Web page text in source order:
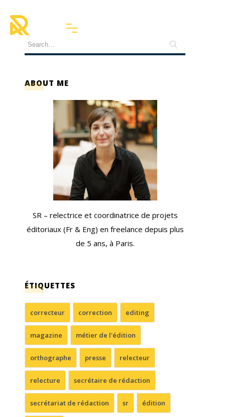
ABOUT ME
SR – relectrice et coordinatrice de projets
éditoriaux (Fr & Eng) en freelance depuis plus
de 5 ans, à Paris.
ÉTIQUETTES
correcteur correction editing
magazine métier de l'édition
orthographe presse relecteur
relecture secrétaire de rédaction
secrétariat de rédaction sr édition